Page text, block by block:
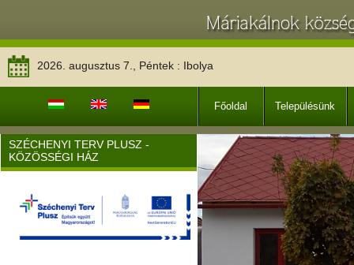
2026. augusztus 7., Péntek : Ibolya
Főoldal Településünk
SZÉCHENYI TERV PLUSZ -
KÖZÖSSÉGI HÁZ